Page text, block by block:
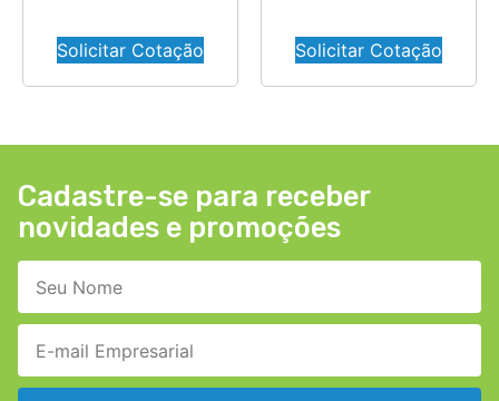
Solicitar Cotação Solicitar Cotação
Cadastre-se para receber
novidades e promoções